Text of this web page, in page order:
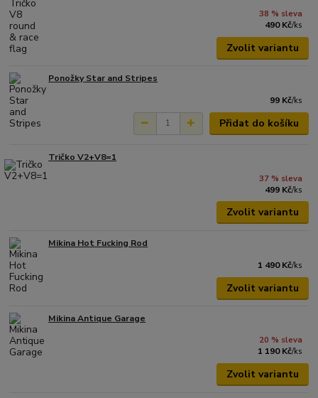
38 % sleva
490 Kč/ks
Zvolit variantu
Ponožky Star and Stripes
99 Kč/ks
Přidat do košíku
Tričko V2+V8=1
37 % sleva
499 Kč/ks
Zvolit variantu
Mikina Hot Fucking Rod
1 490 Kč/ks
Zvolit variantu
Mikina Antique Garage
20 % sleva
1 190 Kč/ks
Zvolit variantu